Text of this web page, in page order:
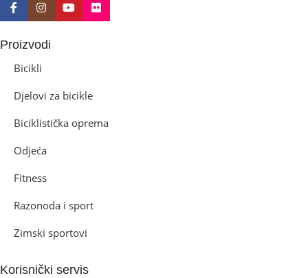
Proizvodi
Bicikli
Djelovi za bicikle
Biciklistička oprema
Odjeća
Fitness
Razonoda i sport
Zimski sportovi
Korisnički servis